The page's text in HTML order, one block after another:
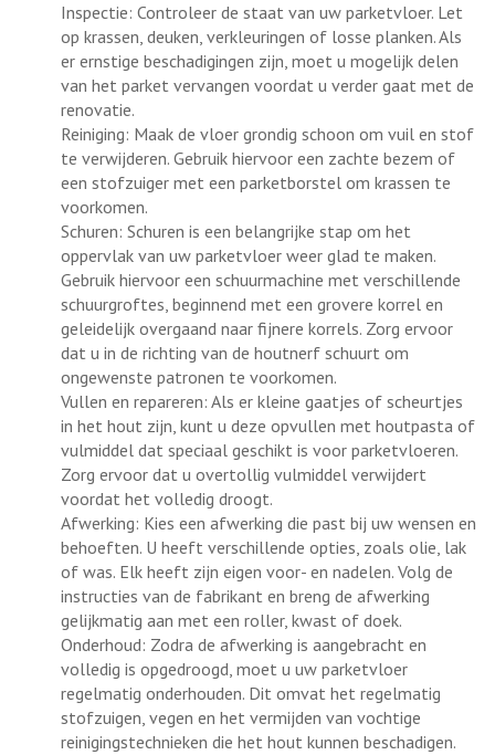
Inspectie: Controleer de staat van uw parketvloer. Let
op krassen, deuken, verkleuringen of losse planken. Als
er ernstige beschadigingen zijn, moet u mogelijk delen
van het parket vervangen voordat u verder gaat met de
renovatie.
Reiniging: Maak de vloer grondig schoon om vuil en stof
te verwijderen. Gebruik hiervoor een zachte bezem of
een stofzuiger met een parketborstel om krassen te
voorkomen.
Schuren: Schuren is een belangrijke stap om het
oppervlak van uw parketvloer weer glad te maken.
Gebruik hiervoor een schuurmachine met verschillende
schuurgroftes, beginnend met een grovere korrel en
geleidelijk overgaand naar fijnere korrels. Zorg ervoor
dat u in de richting van de houtnerf schuurt om
ongewenste patronen te voorkomen.
Vullen en repareren: Als er kleine gaatjes of scheurtjes
in het hout zijn, kunt u deze opvullen met houtpasta of
vulmiddel dat speciaal geschikt is voor parketvloeren.
Zorg ervoor dat u overtollig vulmiddel verwijdert
voordat het volledig droogt.
Afwerking: Kies een afwerking die past bij uw wensen en
behoeften. U heeft verschillende opties, zoals olie, lak
of was. Elk heeft zijn eigen voor- en nadelen. Volg de
instructies van de fabrikant en breng de afwerking
gelijkmatig aan met een roller, kwast of doek.
Onderhoud: Zodra de afwerking is aangebracht en
volledig is opgedroogd, moet u uw parketvloer
regelmatig onderhouden. Dit omvat het regelmatig
stofzuigen, vegen en het vermijden van vochtige
reinigingstechnieken die het hout kunnen beschadigen.